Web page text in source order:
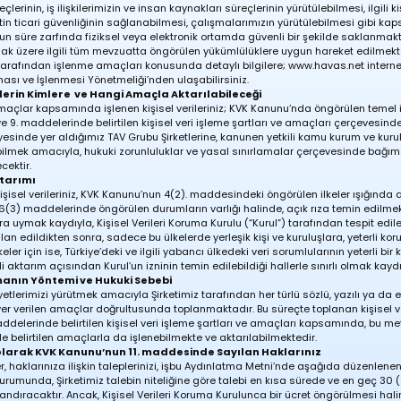
iş ilişkilerimizin ve insan kaynakları süreçlerinin yürütülebilmesi, ilgili
ticari güvenliğinin sağlanabilmesi, çalışmalarımızın yürütülebilmesi gibi
süre zarfında fiziksel veya elektronik ortamda güvenli bir şekilde
üzere ilgili tüm mevzuatta öngörülen yükümlülüklere uygun hareket
işlenme amaçları konusunda detaylı bilgilere; www.havas.net
ve İşlenmesi Yönetmeliği’nden ulaşabilirsiniz.
Kimlere ve Hangi Amaçla Aktarılabileceği
kapsamında işlenen kişisel verileriniz; KVK Kanunu’nda öngörülen
9. maddelerinde belirtilen kişisel veri işleme şartları ve amaçları
yer aldığımız TAV Grubu Şirketlerine, kanunen yetkili kamu kurum ve
amacıyla, hukuki zorunluluklar ve yasal sınırlamalar çerçevesinde
verileriniz, KVK Kanunu’nun 4(2). maddesindeki öngörülen ilkeler ışığında
maddelerinde öngörülen durumların varlığı halinde, açık rıza temin
uymak kaydıyla, Kişisel Verileri Koruma Kurulu (“Kurul”) tarafından tespit
edildikten sonra, sadece bu ülkelerde yerleşik kişi ve kuruluşlara, yeterli
için ise, Türkiye’deki ve ilgili yabancı ülkedeki veri sorumlularının yeterli bir
açısından Kurul’un izninin temin edilebildiği hallerle sınırlı olmak
Yöntemi ve Hukuki Sebebi
yürütmek amacıyla Şirketimiz tarafından her türlü sözlü, yazılı ya da
verilen amaçlar doğrultusunda toplanmaktadır. Bu süreçte toplanan kişisel
belirtilen kişisel veri işleme şartları ve amaçları kapsamında, bu
belirtilen amaçlarla da işlenebilmekte ve aktarılabilmektedir.
KVK Kanunu’nun 11. maddesinde Sayılan Haklarınız
haklarınıza ilişkin taleplerinizi, işbu Aydınlatma Metni’nde aşağıda
Şirketimiz talebin niteliğine göre talebi en kısa sürede ve en geç 30
Ancak, Kişisel Verileri Koruma Kurulunca bir ücret öngörülmesi